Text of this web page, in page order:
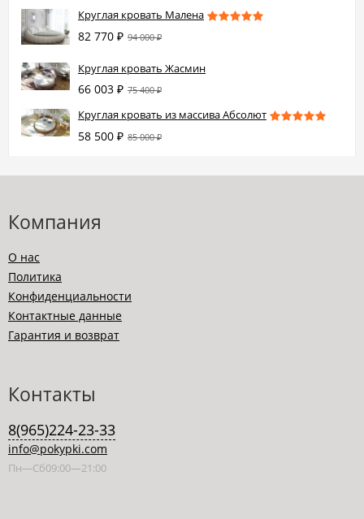
Круглая кровать Малена
82 770 ₽ 94 000₽
Круглая кровать Жасмин
66 003 ₽ 75 400₽
Круглая кровать из массива Абсолют
58 500 ₽ 85 000₽
Компания
О нас
Политика
Конфиденциальности
Контактные данные
Гарантия и возврат
Контакты
8(965)224-23-33
info@pokypki.com
Пн—Сб09:00—21:00